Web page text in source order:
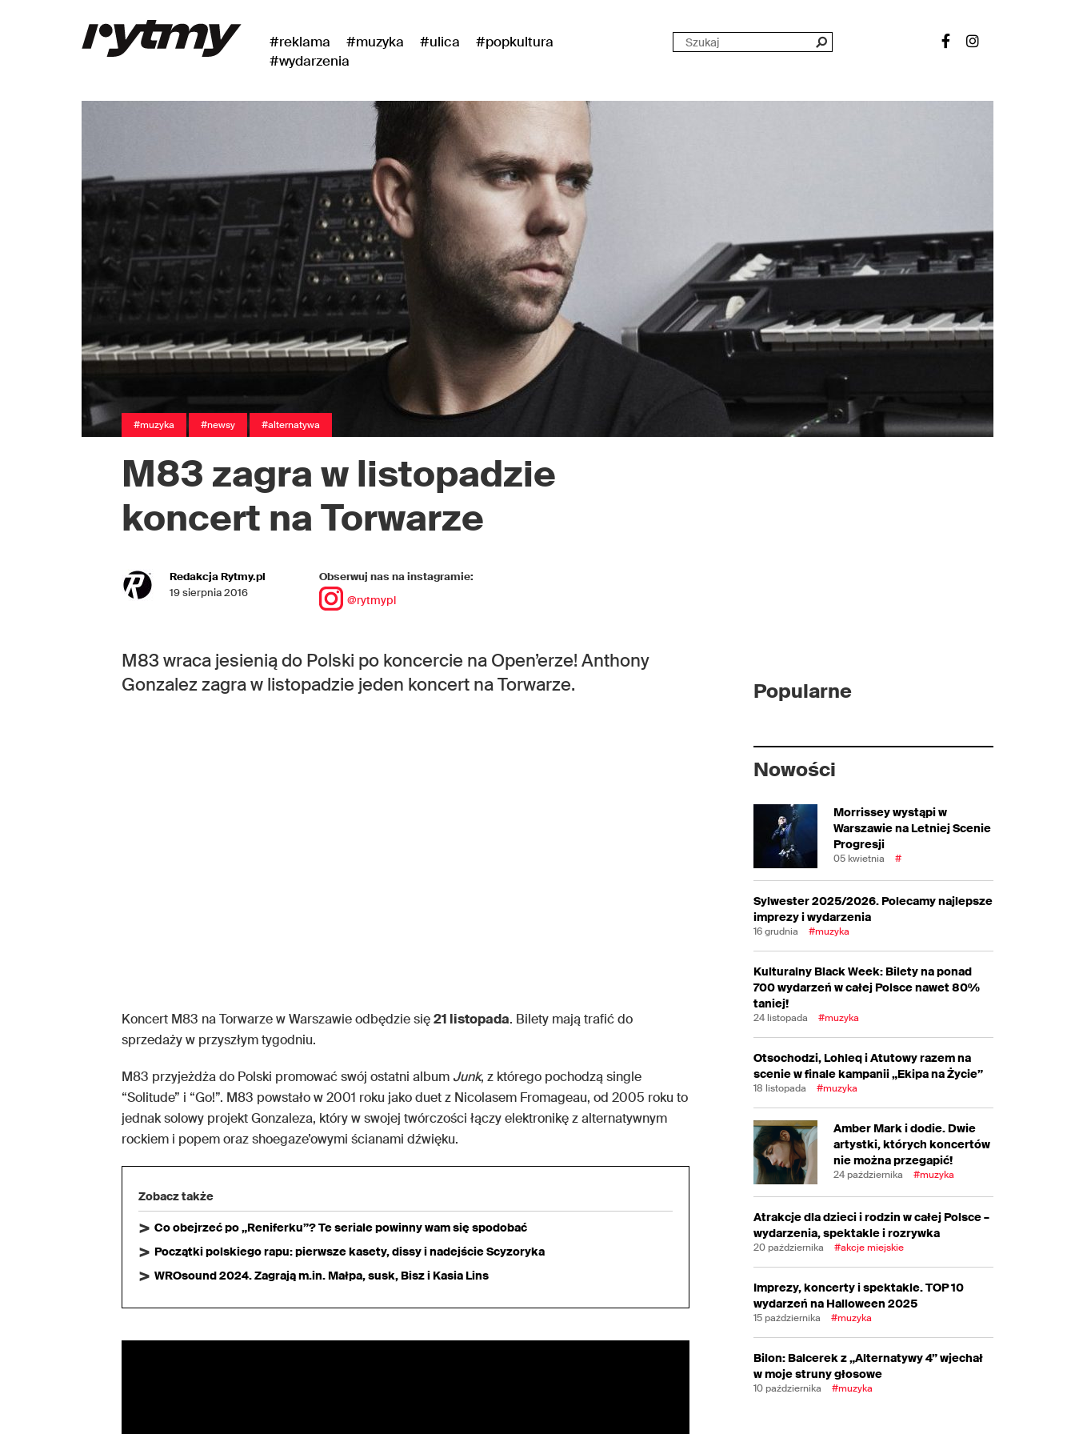
#reklama #muzyka #ulica
#popkultura
#wydarzenia
#muzyka #newsy #alternatywa
M83 zagra w listopadzie
koncert na Torwarze
Redakcja Rytmy.pl
19 sierpnia 2016
Obserwuj nas na instagramie:
@rytmypl
M83 wraca jesienią do Polski po koncercie na Open’erze! Anthony
Gonzalez zagra w listopadzie jeden koncert na Torwarze.
Koncert M83 na Torwarze w Warszawie odbędzie się21 listopada. Bilety mają trafić do
sprzedaży w przyszłym tygodniu.
M83 przyjeżdża do Polski promować swój ostatni album Junk, z którego pochodzą single
“Solitude” i “Go!”. M83 powstało w 2001 roku jako duet z Nicolasem Fromageau, od 2005 roku to
jednak solowy projekt Gonzaleza, który w swojej twórczości łączy elektronikę z alternatywnym
rockiem i popem oraz shoegaze’owymi ścianami dźwięku.
Zobacz także
Co obejrzeć po „Reniferku”? Te seriale powinny wam się spodobać
Początki polskiego rapu: pierwsze kasety, dissy i nadejście Scyzoryka
WROsound 2024. Zagrają m.in. Małpa, susk, Bisz i Kasia Lins
Popularne
Nowości
Morrissey wystąpi w
Warszawie na Letniej Scenie
Progresji
05 kwietnia #
Sylwester 2025/2026. Polecamy najlepsze
imprezy i wydarzenia
16 grudnia #muzyka
Kulturalny Black Week: Bilety na ponad
700 wydarzeń w całej Polsce nawet 80%
taniej!
24 listopada #muzyka
Otsochodzi, Lohleq i Atutowy razem na
scenie w finale kampanii „Ekipa na Życie”
18 listopada #muzyka
Amber Mark i dodie. Dwie
artystki, których koncertów
nie można przegapić!
24 października #muzyka
Atrakcje dla dzieci i rodzin w całej Polsce –
wydarzenia, spektakle i rozrywka
20 października #akcje miejskie
Imprezy, koncerty i spektakle. TOP 10
wydarzeń na Halloween 2025
15 października #muzyka
Bilon: Balcerek z „Alternatywy 4” wjechał
w moje struny głosowe
10 października #muzyka